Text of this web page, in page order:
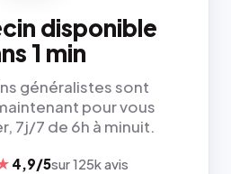
disponible
1 min
généralistes sont
pour vous
7j/7 de 6h à minuit.
4,9/5sur 125k avis